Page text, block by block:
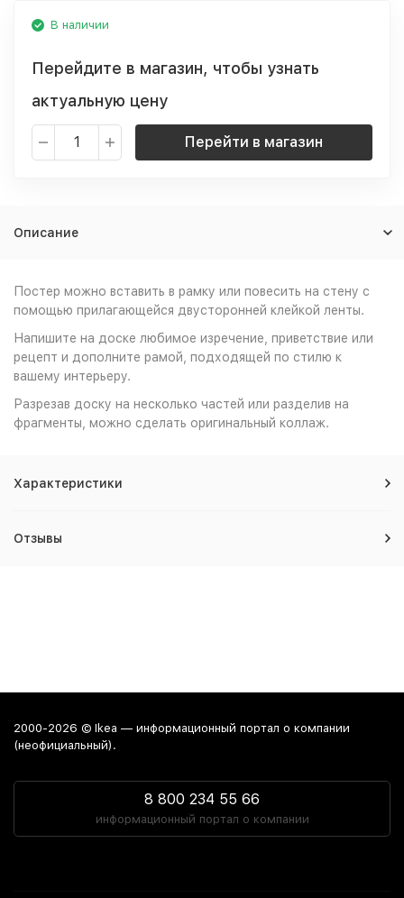
В наличии
Перейдите в магазин, чтобы узнать
актуальную цену
Перейти в магазин
Описание
Постер можно вставить в рамку или повесить на стену с
помощью прилагающейся двусторонней клейкой ленты.
Напишите на доске любимое изречение, приветствие или
рецепт и дополните рамой, подходящей по стилю к
вашему интерьеру.
Разрезав доску на несколько частей или разделив на
фрагменты, можно сделать оригинальный коллаж.
Характеристики
Отзывы
2000-2026 © Ikea — информационный портал о компании
(неофициальный).
8 800 234 55 66
информационный портал о компании